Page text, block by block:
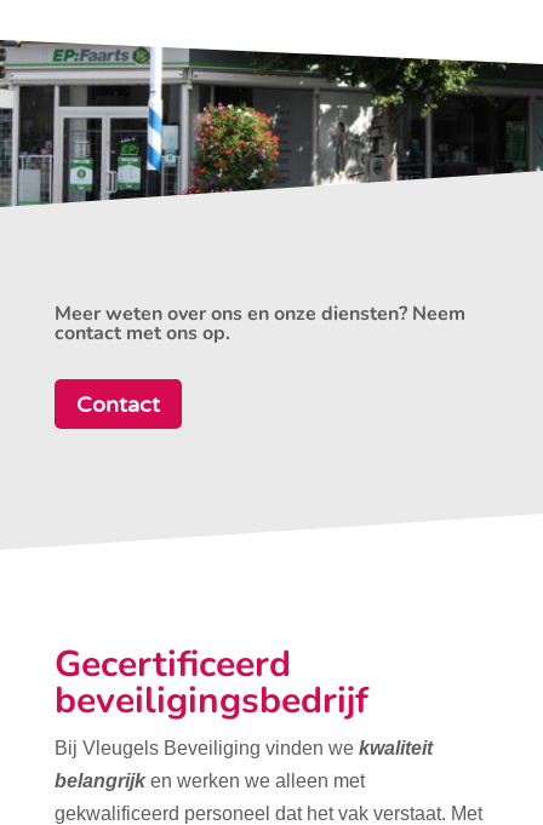
Meer weten over ons en onze diensten? Neem
contact met ons op.
Contact
Gecertificeerd
beveiligingsbedrijf
Bij Vleugels Beveiliging vinden we kwaliteit
belangrijk en werken we alleen met
gekwalificeerd personeel dat het vak verstaat. Met